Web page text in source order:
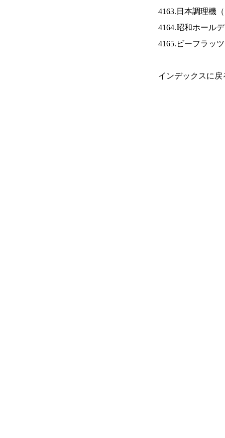
4163.日本調理機（
4164.昭和ホール
4165.ビーフラッ
インデックスに戻